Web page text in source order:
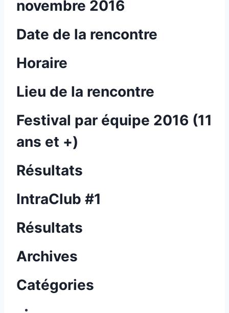
novembre 2016
Date de la rencontre
Horaire
Lieu de la rencontre
Festival par équipe 2016 (11
ans et +)
Résultats
IntraClub #1
Résultats
Archives
Catégories